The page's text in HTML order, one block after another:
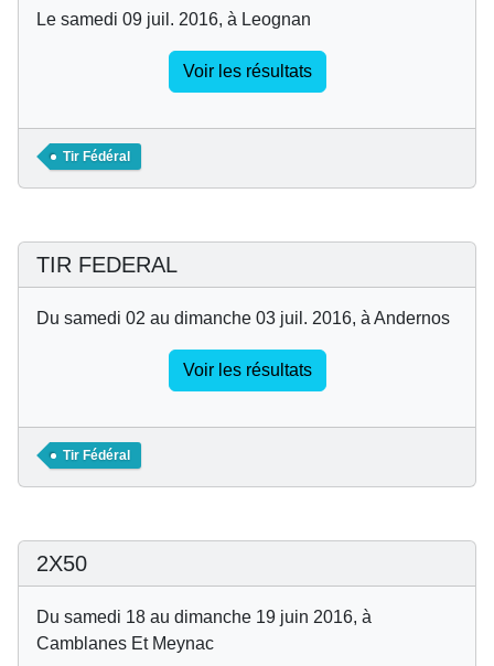
Le samedi 09 juil. 2016, à Leognan
Voir les résultats
Tir Fédéral
TIR FEDERAL
Du samedi 02 au dimanche 03 juil. 2016, à Andernos
Voir les résultats
Tir Fédéral
2X50
Du samedi 18 au dimanche 19 juin 2016, à
Camblanes Et Meynac